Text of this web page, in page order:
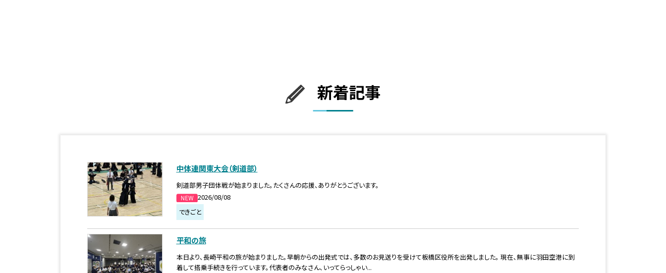
新着記事
中体連関東大会（剣道部）
剣道部男子団体戦が始まりました。たくさんの応援、ありがとうございます。
2026/08/08
できごと
平和の旅
本日より、長崎平和の旅が始まりました。早朝からの出発式では、多数のお見送りを受けて板橋区役所を出発しました。 現在、無事に羽田空港に到
着して搭乗手続きを行っています。代表者のみなさん、いってらっしゃい...